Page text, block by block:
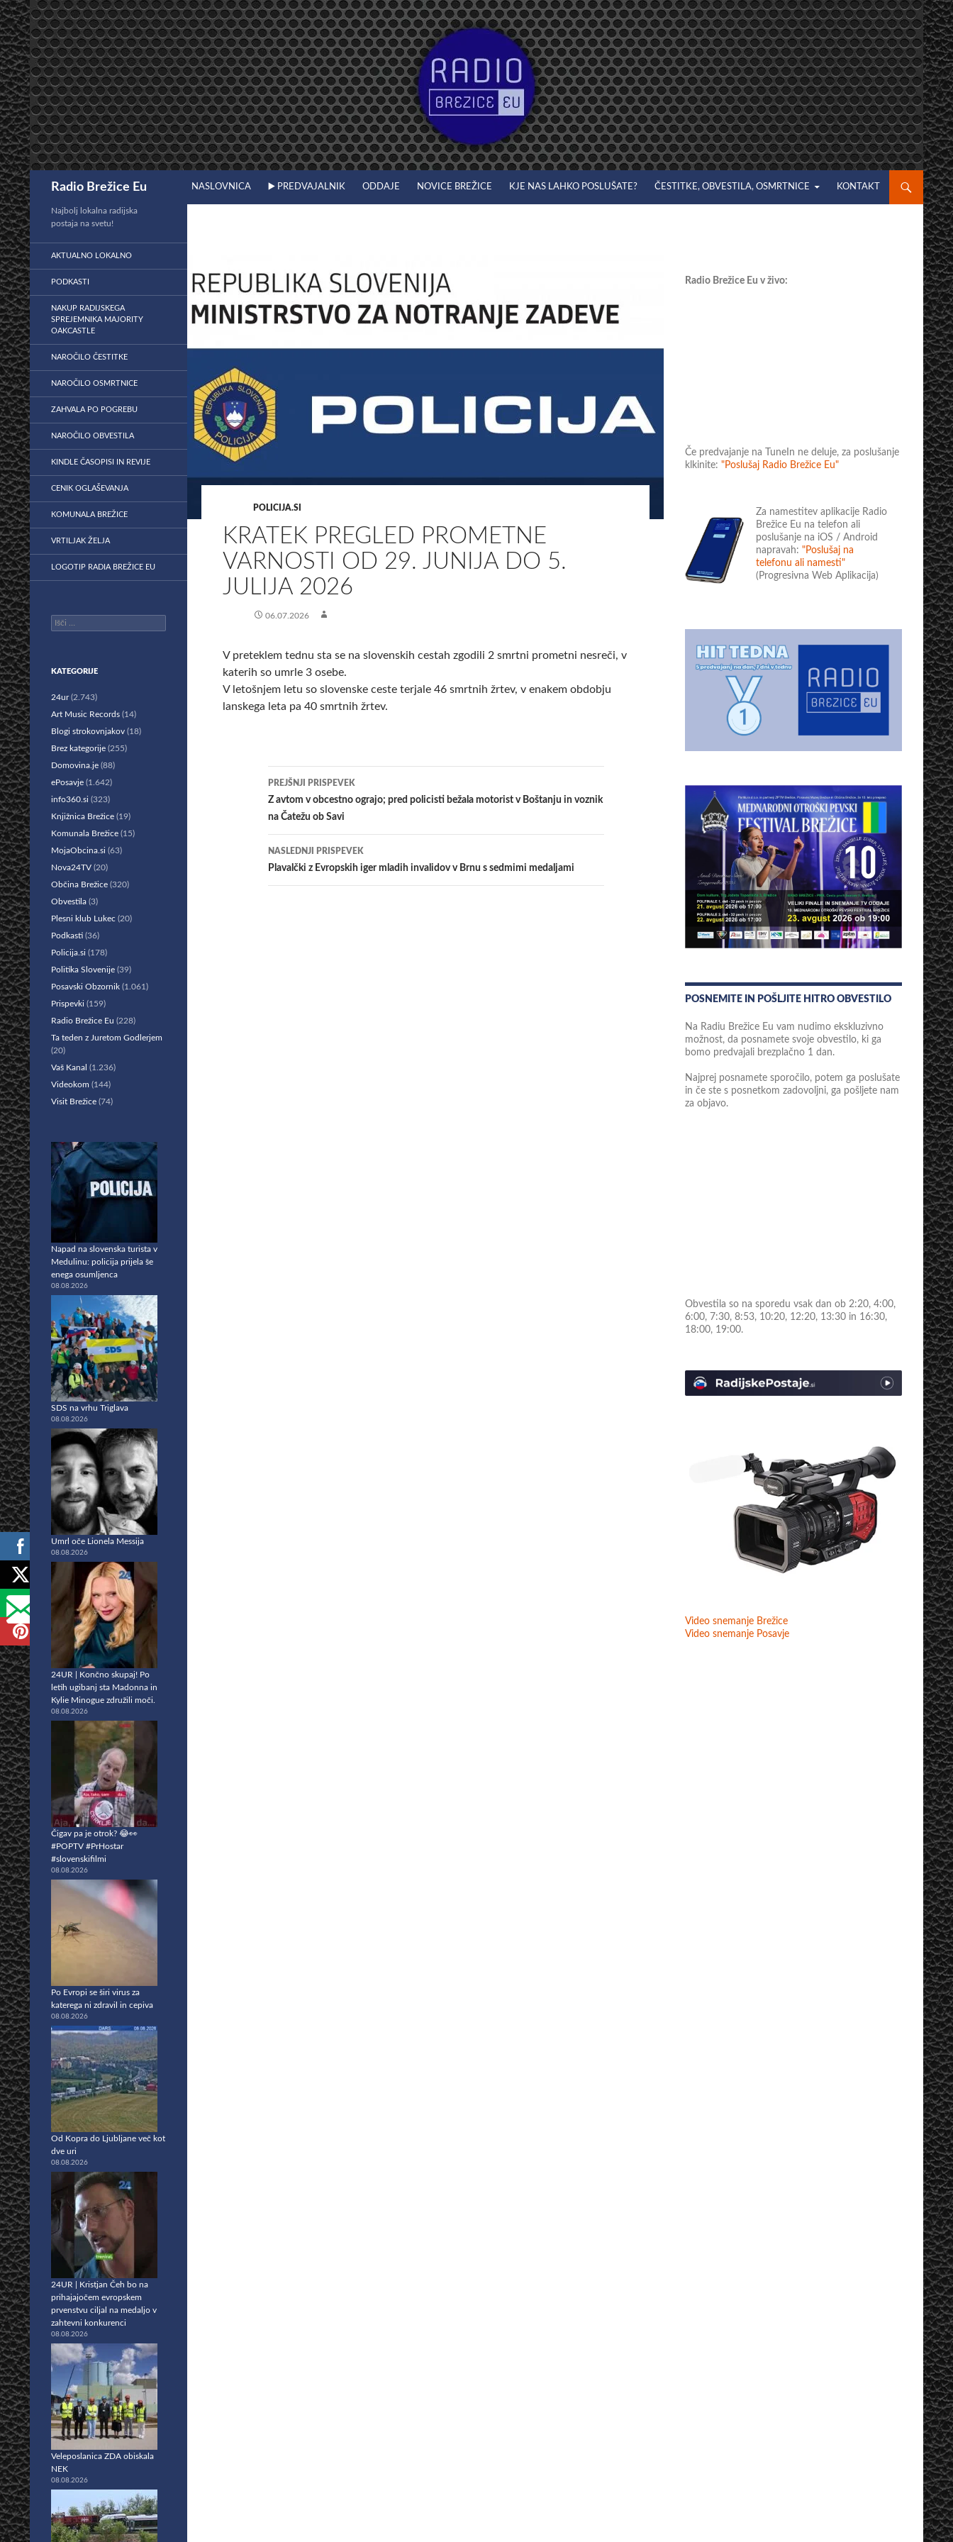
Preskoči
na
vsebino
Radio Brežice Eu NASLOVNICA ▶️ PREDVAJALNIK ODDAJE NOVICE BREŽICE KJE NAS LAHKO POSLUŠATE? ČESTITKE, OBVESTILA, OSMRTNICE KONTAKT
POLICIJA.SI
KRATEK PREGLED PROMETNE
VARNOSTI OD 29. JUNIJA DO 5.
JULIJA 2026
06.07.2026
V preteklem tednu sta se na slovenskih cestah zgodili 2 smrtni prometni nesreči, v
katerih so umrle 3 osebe.
V letošnjem letu so slovenske ceste terjale 46 smrtnih žrtev, v enakem obdobju
lanskega leta pa 40 smrtnih žrtev.
Krmarjenje
po
PREJŠNJI PRISPEVEK
Z avtom v obcestno ograjo; pred policisti bežala motorist v Boštanju in voznik
na Čatežu ob Savi
NASLEDNJI PRISPEVEK
Plavalčki z Evropskih iger mladih invalidov v Brnu s sedmimi medaljami
Radio Brežice Eu v živo:
Če predvajanje na TuneIn ne deluje, za poslušanje
klkinite: "Poslušaj Radio Brežice Eu"
Za namestitev aplikacije Radio
Brežice Eu na telefon ali
poslušanje na iOS / Android
napravah: "Poslušaj na
telefonu ali namesti"
(Progresivna Web Aplikacija)
POSNEMITE IN POŠLJITE HITRO OBVESTILO
Na Radiu Brežice Eu vam nudimo ekskluzivno
možnost, da posnamete svoje obvestilo, ki ga
bomo predvajali brezplačno 1 dan.
Najprej posnamete sporočilo, potem ga poslušate
in če ste s posnetkom zadovoljni, ga pošljete nam
za objavo.
Obvestila so na sporedu vsak dan ob 2:20, 4:00,
6:00, 7:30, 8:53, 10:20, 12:20, 13:30 in 16:30,
18:00, 19:00.
Video snemanje Brežice
Video snemanje Posavje
Najbolj lokalna radijska
postaja na svetu!
AKTUALNO LOKALNO
PODKASTI
NAKUP RADIJSKEGA
SPREJEMNIKA MAJORITY
OAKCASTLE
NAROČILO ČESTITKE
NAROČILO OSMRTNICE
ZAHVALA PO POGREBU
NAROČILO OBVESTILA
KINDLE ČASOPISI IN REVIJE
CENIK OGLAŠEVANJA
KOMUNALA BREŽICE
VRTILJAK ŽELJA
LOGOTIP RADIA BREŽICE EU
Išči:
KATEGORIJE
24ur(2.743)
Art Music Records (14)
Blogi strokovnjakov (18)
Brez kategorije (255)
Domovina.je (88)
ePosavje (1.642)
info360.si (323)
Knjižnica Brežice (19)
Komunala Brežice (15)
MojaObcina.si (63)
Nova24TV (20)
Občina Brežice (320)
Obvestila (3)
Plesni klub Lukec (20)
Podkasti (36)
Policija.si (178)
Politika Slovenije (39)
Posavski Obzornik (1.061)
Prispevki (159)
Radio Brežice Eu (228)
Ta teden z Juretom Godlerjem
(20)
Vaš Kanal (1.236)
Videokom (144)
Visit Brežice (74)
Napad na slovenska turista v
Medulinu: policija prijela še
enega osumljenca
08.08.2026
SDS na vrhu Triglava
08.08.2026
Umrl oče Lionela Messija
08.08.2026
24UR | Končno skupaj! Po
letih ugibanj sta Madonna in
Kylie Minogue združili moči.
08.08.2026
Čigav pa je otrok? 😂👀
#POPTV #PrHostar
#slovenskifilmi
08.08.2026
Po Evropi se širi virus za
katerega ni zdravil in cepiva
08.08.2026
Od Kopra do Ljubljane več kot
dve uri
08.08.2026
24UR | Kristjan Čeh bo na
prihajajočem evropskem
prvenstvu ciljal na medaljo v
zahtevni konkurenci
08.08.2026
Veleposlanica ZDA obiskala
NEK
08.08.2026